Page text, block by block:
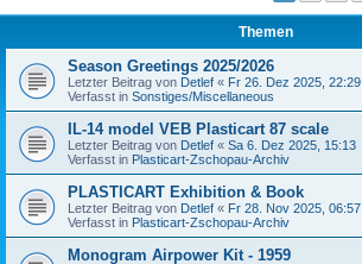
Themen
Season Greetings 2025/2026
Letzter Beitrag von Detlef « Fr 26. Dez 2025, 22:29
Verfasst in Sonstiges/Miscellaneous
IL-14 model VEB Plasticart 87 scale
Letzter Beitrag von Detlef « Sa 6. Dez 2025, 15:13
Verfasst in Plasticart-Zschopau-Archiv
PLASTICART Exhibition & Book
Letzter Beitrag von Detlef « Fr 28. Nov 2025, 06:57
Verfasst in Plasticart-Zschopau-Archiv
Monogram Airpower Kit - 1959